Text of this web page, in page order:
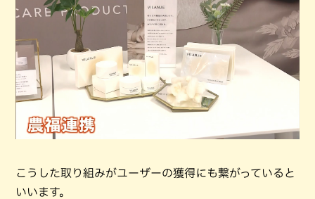
こうした取り組みがユーザーの獲得にも繋がっていると
いいます。